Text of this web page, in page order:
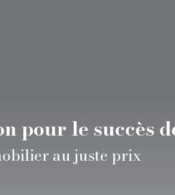
pour le succès
L'immo|